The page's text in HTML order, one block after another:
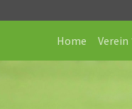
Home Verein